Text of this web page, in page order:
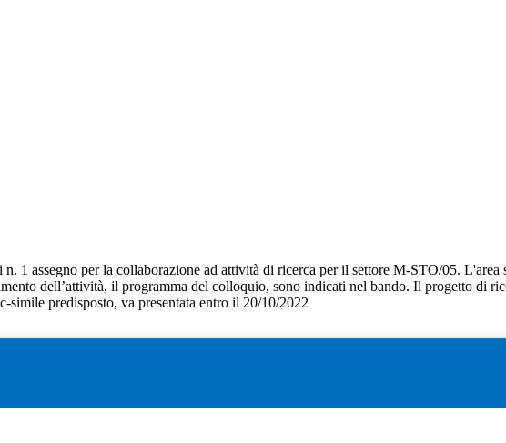
1 assegno per la collaborazione ad attività di ricerca per il settore M-STO/05.
dell’attività, il programma del colloquio, sono indicati nel bando. Il progetto di
simile predisposto, va presentata entro il 20/10/2022